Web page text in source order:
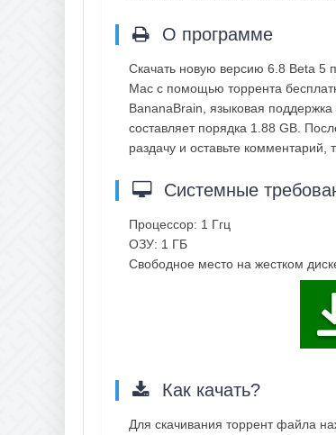
О программе
Скачать новую версию 6.8 Beta 5
Mac с помощью торрента
BananaBrain, языковая
составляет порядка 1.88 GB.
раздачу и оставьте
Системные
Процессор: 1 Ггц
ОЗУ: 1 ГБ
Свободное место на жестком
Как качать?
Для скачивания торрент файла